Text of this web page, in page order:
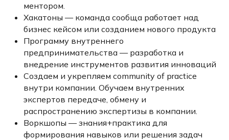
ментором.
Хакатоны — команда сообща работает над
бизнес кейсом или созданием нового продукта
Программу внутреннего
предпринимательства — разработка и
внедрение инструментов развития инноваций
Создаем и укрепляем сommunity of practice
внутри компании. Обучаем внутренних
экспертов передаче, обмену и
распространению экспертизы в компании.
Воркшопы — знания+практика для
формирования навыков или решения задач